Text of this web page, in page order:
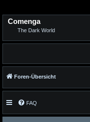
Comenga
The Dark World
Foren-Übersicht
FAQ